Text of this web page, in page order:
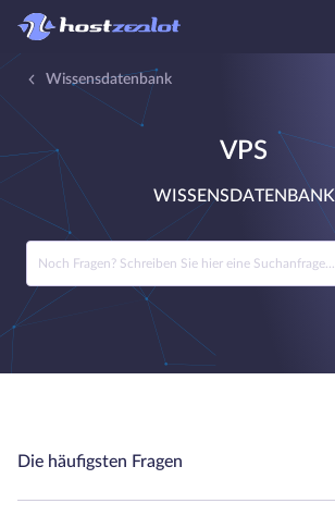
Wissensdatenbank
VPS
WISSENSDATENBANK
Die häufigsten Fragen